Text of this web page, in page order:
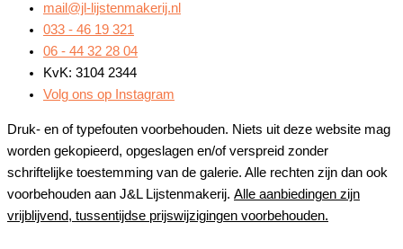
mail@jl-lijstenmakerij.nl
033 - 46 19 321
06 - 44 32 28 04
KvK: 3104 2344
Volg ons op Instagram
Druk- en of typefouten voorbehouden. Niets uit deze website mag
worden gekopieerd, opgeslagen en/of verspreid zonder
schriftelijke toestemming van de galerie. Alle rechten zijn dan ook
voorbehouden aan J&L Lijstenmakerij. Alle aanbiedingen zijn
vrijblijvend, tussentijdse prijswijzigingen voorbehouden.